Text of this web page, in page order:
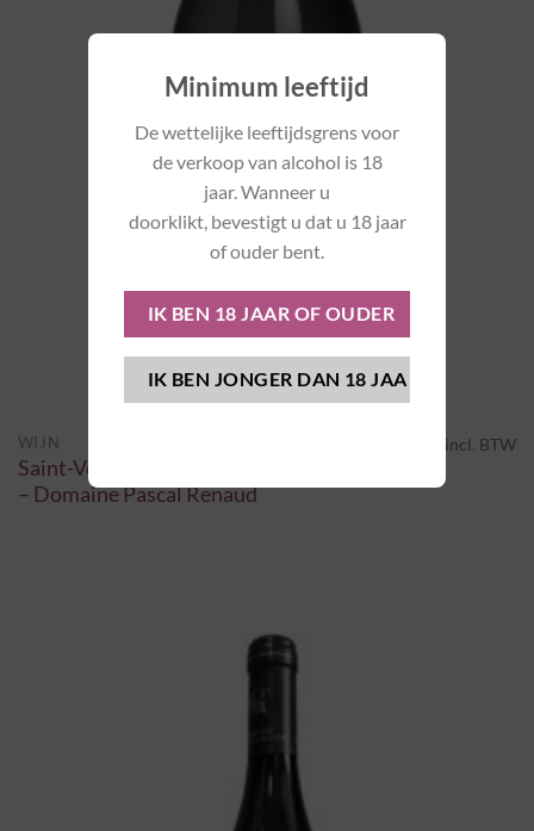
WIJN
Saint-Véran “Champs Perdrix” 2024
– Domaine Pascal Renaud
incl. BTW
Minimum leeftijd
De wettelijke leeftijdsgrens voor
de verkoop van alcohol is 18
jaar. Wanneer u
doorklikt, bevestigt u dat u 18 jaar
of ouder bent.